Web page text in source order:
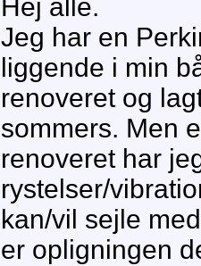
Hej alle.
Jeg har en
liggende i min
renoveret og
sommers. Men
renoveret har
rystelser/
kan/vil sejle
er opligningen